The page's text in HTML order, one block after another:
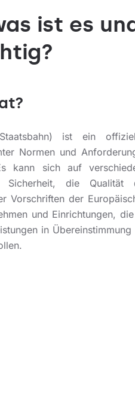
ist es
ist ein
Normen und
kann sich auf
die Qualität
Vorschriften der
und Einrichtungen,
in Übereinstimmung